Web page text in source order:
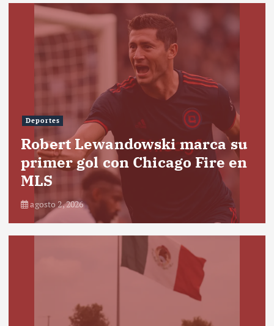
Deportes
Robert Lewandowski marca su
primer gol con Chicago Fire en
MLS
agosto 2, 2026